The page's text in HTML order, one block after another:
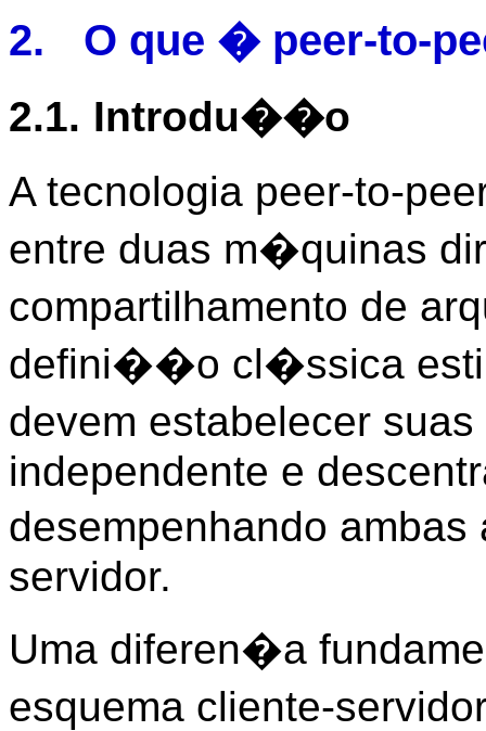
2. O que � peer-to-
2.1. Introdu��o
A tecnologia peer-to-
entre duas m�quinas
compartilhamento de
defini��o cl�ssica
devem estabelecer
independente e
desempenhando
servidor.
Uma diferen�a
esquema cliente-